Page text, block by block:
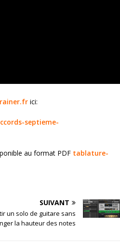
ici:
septieme-
au format PDF tablature-
SUIVANT
un solo de guitare sans
la hauteur des notes